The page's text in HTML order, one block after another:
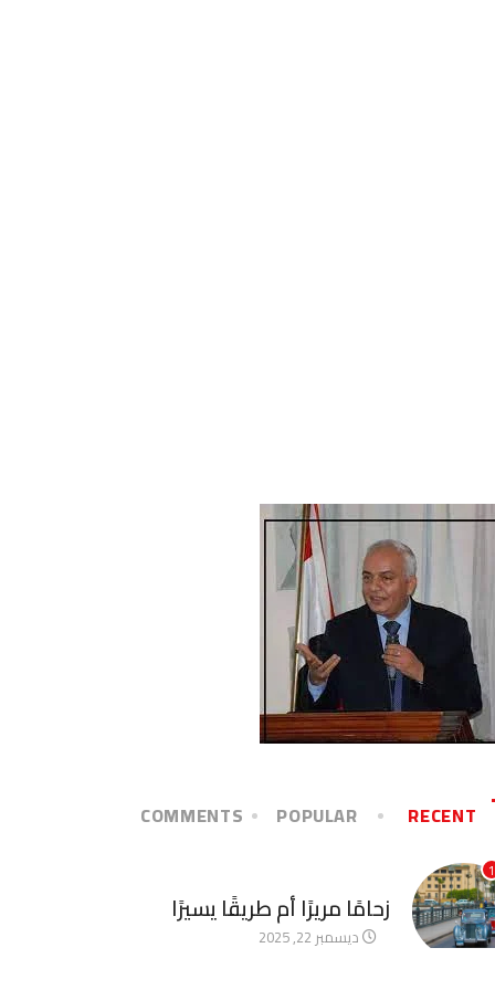
RECENT
POPULAR
COMMENTS
1
زحامًا مريرًا أم طريقًا يسيرًا
ديسمبر 22, 2025